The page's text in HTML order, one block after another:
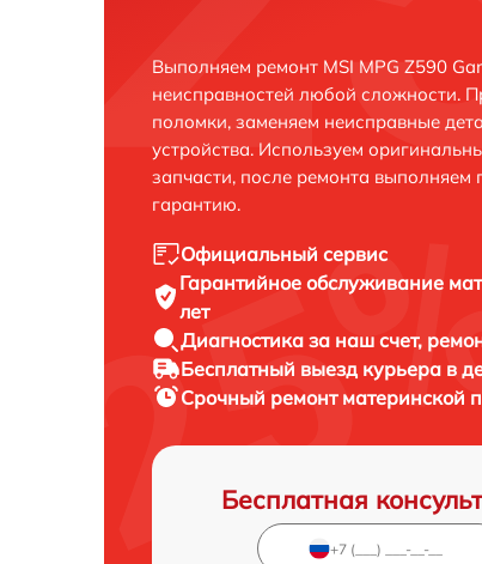
Выполняем ремонт MSI MPG Z590
неисправностей любой сложности.
поломки, заменяем неисправные
устройства. Используем
запчасти, после ремонта выполняем
гарантию.
Официальный сервис
Гарантийное обслуживание
лет
Диагностика за наш счет,
Бесплатный выезд курьера в
Срочный ремонт материнской
Бесплатная